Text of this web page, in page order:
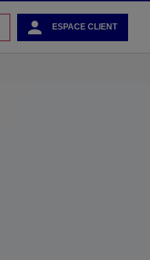
ESPACE CLIENT